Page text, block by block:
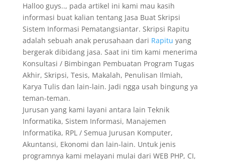
Halloo guys.., pada artikel ini kami mau kasih
informasi buat kalian tentang Jasa Buat Skripsi
Sistem Informasi Pematangsiantar. Skripsi Rapitu
adalah sebuah anak perusahaan dari Rapitu yang
bergerak dibidang jasa. Saat ini tim kami menerima
Konsultasi / Bimbingan Pembuatan Program Tugas
Akhir, Skripsi, Tesis, Makalah, Penulisan Ilmiah,
Karya Tulis dan lain-lain. Jadi ngga usah bingung ya
teman-teman.
Jurusan yang kami layani antara lain Teknik
Informatika, Sistem Informasi, Manajemen
Informatika, RPL / Semua Jurusan Komputer,
Akuntansi, Ekonomi dan lain-lain. Untuk jenis
programnya kami melayani mulai dari WEB PHP, CI,